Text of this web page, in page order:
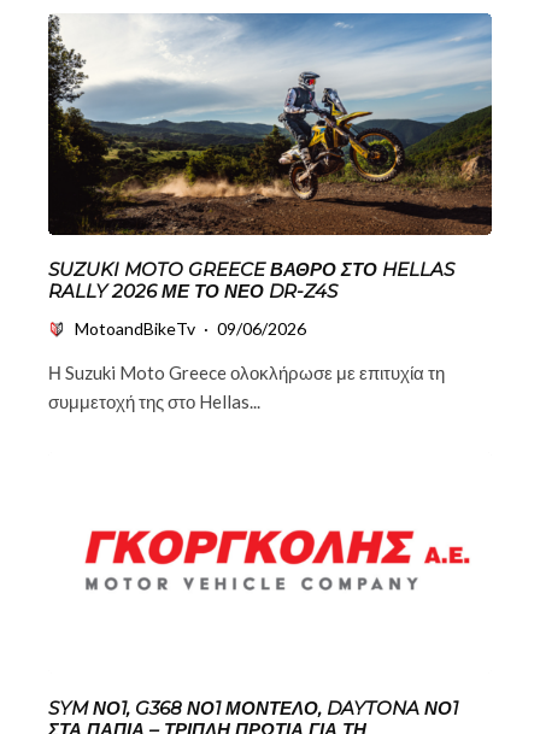
SUZUKI MOTO GREECE ΒΆΘΡΟ ΣΤΟ HELLAS
RALLY 2026 ΜΕ ΤΟ ΝΈΟ DR-Z4S
MotoandBikeTv · 09/06/2026
Η Suzuki Moto Greece ολοκλήρωσε με επιτυχία τη
συμμετοχή της στο Hellas...
SYM ΝΟ1, G368 ΝΟ1 ΜΟΝΤΈΛΟ, DAYTONA ΝΟ1